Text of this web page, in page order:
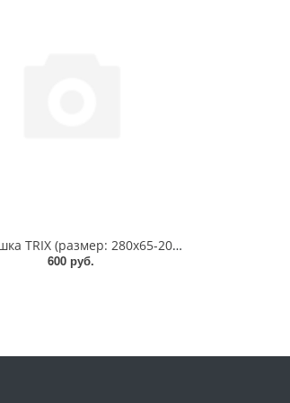
Покрышка TRIX (размер: 280х65-203) с камерой
600 руб.